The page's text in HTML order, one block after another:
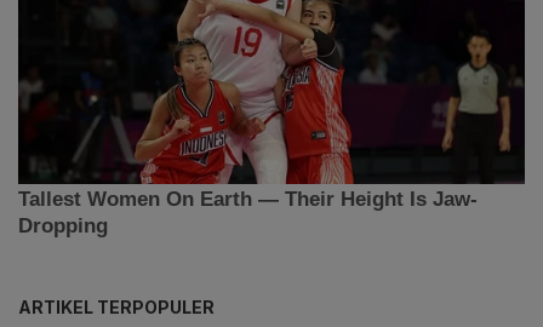
ARTIKEL TERPOPULER